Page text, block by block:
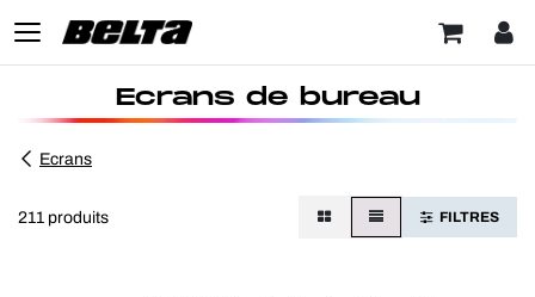
Ecrans de bureau
Ecrans
211 produits FILTRES